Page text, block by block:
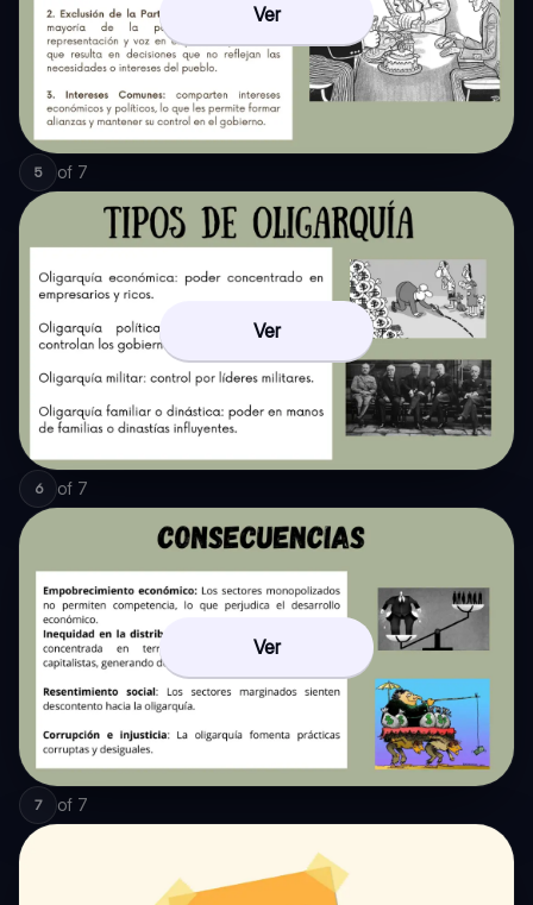
Ver
5 of 7
Ver
6 of 7
Ver
7 of 7